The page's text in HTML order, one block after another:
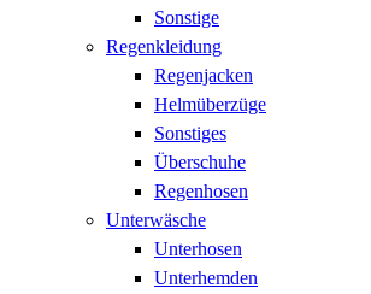
Sonstige
Regenkleidung
Regenjacken
Helmüberzüge
Sonstiges
Überschuhe
Regenhosen
Unterwäsche
Unterhosen
Unterhemden